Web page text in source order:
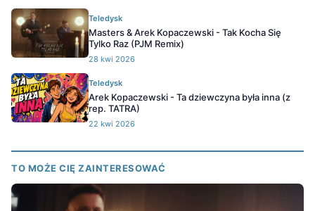
Teledysk
Masters & Arek Kopaczewski - Tak Kocha Się
Tylko Raz (PJM Remix)
28 kwi 2026
Teledysk
Arek Kopaczewski - Ta dziewczyna była inna (z
rep. TATRA)
22 kwi 2026
TO MOŻE CIĘ ZAINTERESOWAĆ